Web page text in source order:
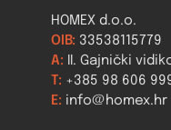
HOMEX d.o.o.
OIB: 33538115779
A: II. Gajnički
T: +385 98 606
E: info@homex.hr